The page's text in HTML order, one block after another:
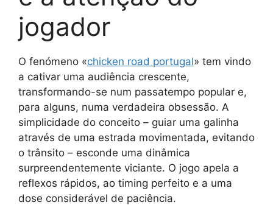
jogador
O fenómeno «chicken road portugal» tem vindo
a cativar uma audiência crescente,
transformando-se num passatempo popular e,
para alguns, numa verdadeira obsessão. A
simplicidade do conceito – guiar uma galinha
através de uma estrada movimentada, evitando
o trânsito – esconde uma dinâmica
surpreendentemente viciante. O jogo apela a
reflexos rápidos, ao timing perfeito e a uma
dose considerável de paciência.